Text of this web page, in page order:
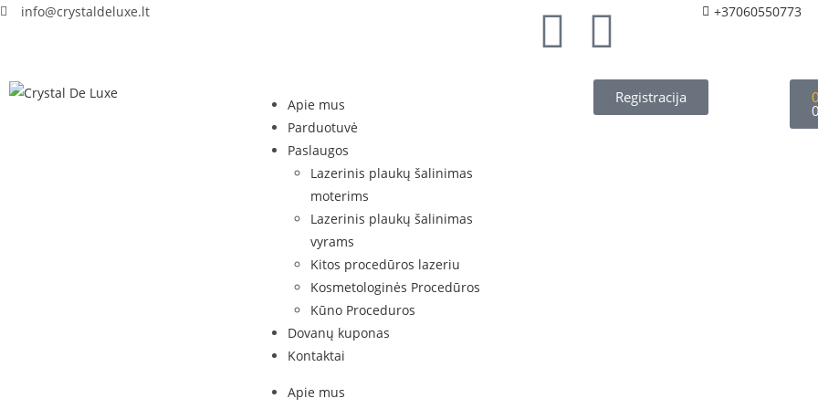
info@crystaldeluxe.lt +37060550773
Apie mus
Parduotuvė
Paslaugos
Lazerinis plaukų šalinimas
moterims
Lazerinis plaukų šalinimas
vyrams
Kitos procedūros lazeriu
Kosmetologinės Procedūros
Kūno Proceduros
Dovanų kuponas
Kontaktai
Apie mus
Registracija
0